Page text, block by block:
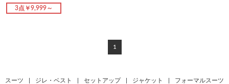
3点￥9,999～
1
スーツ ジレ・ベスト セットアップ ジャケット フォーマルスーツ